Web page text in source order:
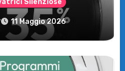
Lavatrice Candy
e flessibilità a
tua!
11 Maggio 2026